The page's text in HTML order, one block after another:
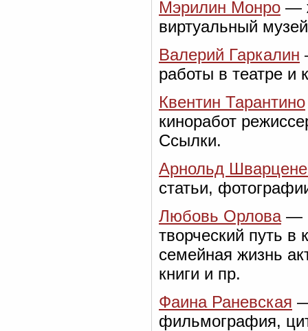
Мэрилин Монро —
виртуальный
Валерий Гаркалин
работы в театре и
Квентин Тарантино
киноработ
Ссылки.
Арнольд
статьи,
Любовь Орлова—
творческий путь в
семейная жизнь
книги и пр.
Фаина Раневская
фильмография,